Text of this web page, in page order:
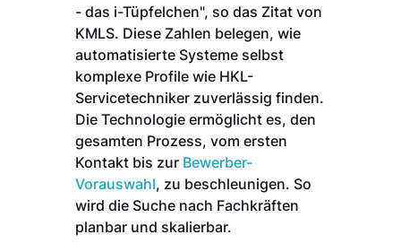
- das i-Tüpfelchen", so das Zitat von
KMLS. Diese Zahlen belegen, wie
automatisierte Systeme selbst
komplexe Profile wie HKL-
Servicetechniker zuverlässig finden.
Die Technologie ermöglicht es, den
gesamten Prozess, vom ersten
Kontakt bis zur Bewerber-
Vorauswahl, zu beschleunigen. So
wird die Suche nach Fachkräften
planbar und skalierbar.